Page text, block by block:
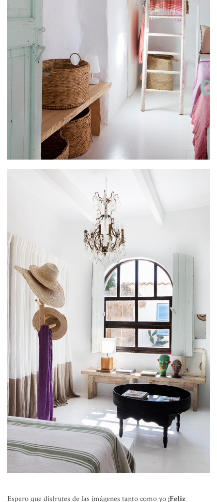
Espero que disfrutes de las imágenes tanto como yo¡Feliz